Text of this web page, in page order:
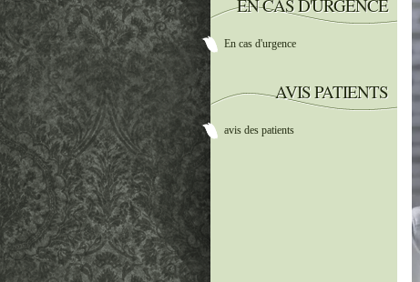
EN CAS D'URGENCE
En cas d'urgence
AVIS PATIENTS
avis des patients